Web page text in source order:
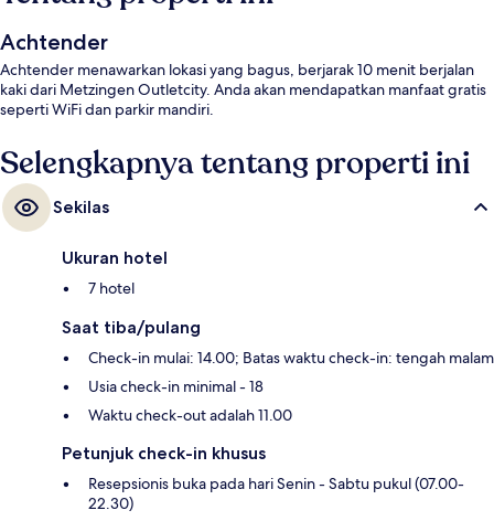
Achtender
Achtender menawarkan lokasi yang bagus, berjarak 10 menit berjalan
kaki dari Metzingen Outletcity. Anda akan mendapatkan manfaat gratis
seperti WiFi dan parkir mandiri.
Selengkapnya tentang properti ini
Sekilas
Ukuran hotel
7 hotel
Saat tiba/pulang
Check-in mulai: 14.00; Batas waktu check-in: tengah malam
Usia check-in minimal - 18
Waktu check-out adalah 11.00
Petunjuk check-in khusus
Resepsionis buka pada hari Senin - Sabtu pukul (07.00-
22.30)